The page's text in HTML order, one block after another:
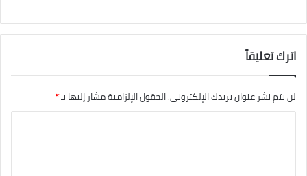
اترك تعليقاً
لن يتم نشر عنوان بريدك الإلكتروني.الحقول الإلزامية مشار إليها بـ*